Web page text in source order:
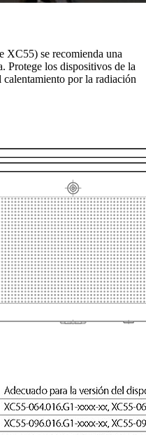
XC55) se recomienda una
Protege los dispositivos de la
por la radiación